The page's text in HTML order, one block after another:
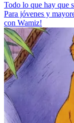
Todo lo que hay que
Para jóvenes y
con Wamiz!